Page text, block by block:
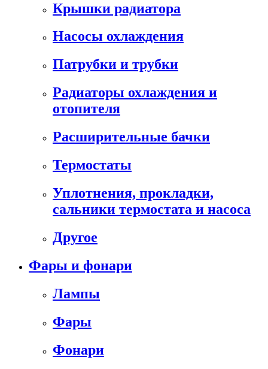
Крышки радиатора
Насосы охлаждения
Патрубки и трубки
Радиаторы охлаждения и
отопителя
Расширительные бачки
Термостаты
Уплотнения, прокладки,
сальники термостата и насоса
Другое
Фары и фонари
Лампы
Фары
Фонари